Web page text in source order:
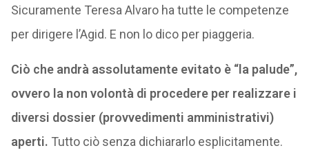
Sicuramente Teresa Alvaro ha tutte le competenze
per dirigere l’Agid. E non lo dico per piaggeria.
Ciò che andrà assolutamente evitato è “la palude”,
ovvero la non volontà di procedere per realizzare i
diversi dossier (provvedimenti amministrativi)
aperti. Tutto ciò senza dichiararlo esplicitamente.